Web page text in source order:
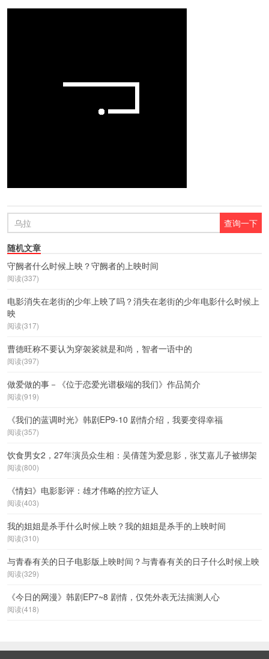
随机文章
守阙者什么时候上映？守阙者的上映时间
阅读(337)
电影消失在老街的少年上映了吗？消失在老街的少年电影什么时候上
映
阅读(317)
曹德旺称不要认为穿袈裟就是和尚，智者一语中的
阅读(397)
做爱做的事－《位于恋爱光谱极端的我们》作品简介
阅读(919)
《我们的蓝调时光》韩剧EP9-10 剧情介绍，我要变得幸福
阅读(357)
饮食男女2，27年演员众生相：吴倩莲为爱息影，张艾嘉儿子被绑架
阅读(800)
《情妇》电影影评：雄才伟略的控方证人
阅读(403)
我的姐姐是杀手什么时候上映？我的姐姐是杀手的上映时间
阅读(310)
与青春有关的日子电影版上映时间？与青春有关的日子什么时候上映
阅读(329)
《今日的网漫》韩剧EP7~8 剧情，仅凭外表无法揣测人心
阅读(418)